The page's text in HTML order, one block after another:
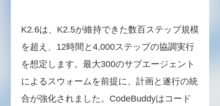
K2.6は、K2.5が維持できた数百ステップ規模
を超え、12時間と4,000ステップの協調実行
を想定します。最大300のサブエージェント
によるスウォームを前提に、計画と遂行の統
合が強化されました。CodeBuddyはコード